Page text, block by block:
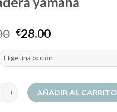
€28.00
yamaha cantidadAÑADIR AL CARRITO